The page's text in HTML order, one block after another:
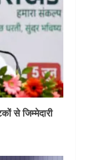
से जिम्मेदारी